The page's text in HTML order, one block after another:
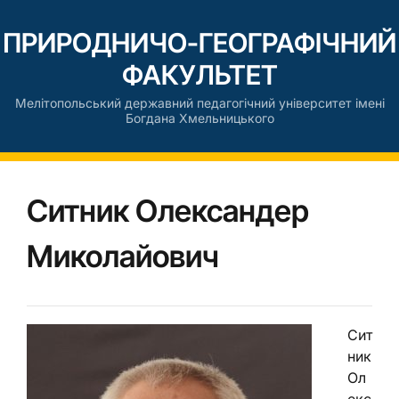
ПРИРОДНИЧО-ГЕОГРАФІЧНИЙ
ФАКУЛЬТЕТ
Мелітопольський державний педагогічний університет імені
Богдана Хмельницького
Ситник Олександер
Миколайович
Сит
ник
Ол